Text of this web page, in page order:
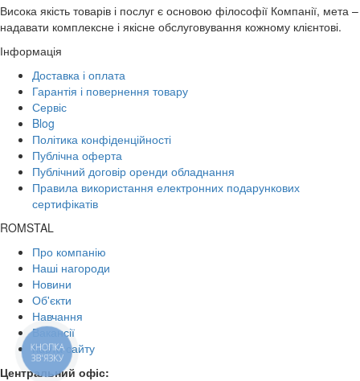
Висока якість товарів і послуг є основою філософії Компанії, мета –
надавати комплексне і якісне обслуговування кожному клієнтові.
Інформація
Доставка і оплата
Гарантія і повернення товару
Сервіс
Blog
Політика конфіденційності
Публічна оферта
Публічний договір оренди обладнання
Правила використання електронних подарункових
сертифікатів
ROMSTAL
Про компанію
Наші нагороди
Новини
Об'єкти
Навчання
Вакансії
Карта сайту
Центральний офіс:
КНОПКА
ЗВ'ЯЗКУ